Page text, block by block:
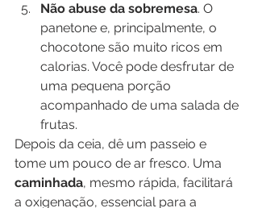
Não abuse da sobremesa. O
panetone e, principalmente, o
chocotone são muito ricos em
calorias. Você pode desfrutar de
uma pequena porção
acompanhado de uma salada de
frutas.
Depois da ceia, dê um passeio e
tome um pouco de ar fresco. Uma
caminhada, mesmo rápida, facilitará
a oxigenação, essencial para a